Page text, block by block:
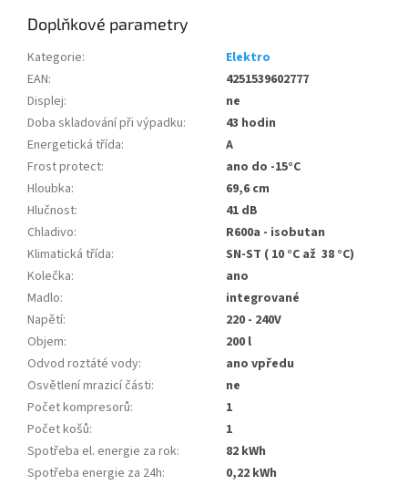
Doplňkové parametry
Kategorie:
Elektro
EAN:
4251539602777
Displej:
ne
Doba skladování při výpadku:
43 hodin
Energetická třída:
A
Frost protect:
ano do -15°C
Hloubka:
69,6 cm
Hlučnost:
41 dB
Chladivo:
R600a - isobutan
Klimatická třída:
SN-ST ( 10 °C až 38 °C)
Kolečka:
ano
Madlo:
integrované
Napětí:
220 - 240V
Objem:
200 l
Odvod roztáté vody:
ano vpředu
Osvětlení mrazicí části:
ne
Počet kompresorů:
1
Počet košů:
1
Spotřeba el. energie za rok:
82 kWh
Spotřeba energie za 24h:
0,22 kWh